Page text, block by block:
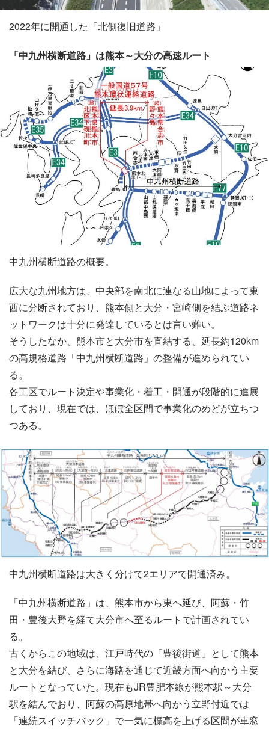
2022年に開通した「北側復旧道路」
「中九州横断道路」は熊本～大分の高速ルート
中九州横断道路の概要。
広大な九州地方は、中央部を南北に連なる山地によって東
西に分断されており、熊本側と大分・宮崎側を結ぶ道路ネ
ットワークは十分に発達しているとは言い難い。
そうしたなか、熊本市と大分市を直結する、延長約120km
の高規格道路「中九州横断道路」の整備が進められてい
る。
各工区でルート決定や事業化・着工・開通が段階的に進展
しており、現在では、ほぼ全区間で事業化のめどが立ちつ
つある。
中九州横断道路は大きく分けて2エリアで開通済み。
「中九州横断道路」は、熊本市から東へ延び、阿蘇・竹
田・豊後大野を経て大分市へ至るルートで計画されてい
る。
古くからこの地域は、江戸時代の「豊後街道」として熊本
と大分を結び、さらに海路を通じて近畿方面へ向かう主要
ルートとなっていた。現在もJR豊肥本線が熊本駅～大分
駅を結んでおり、阿蘇の高原地帯へ向かう立野付近では
「連続スイッチバック」で一気に標高を上げる区間が車窓